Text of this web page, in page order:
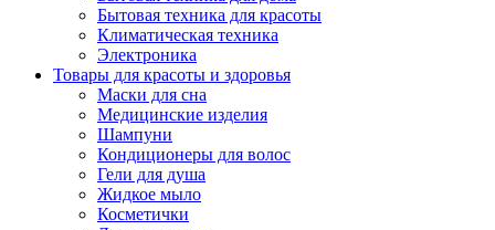
Бытовая техника для красоты
Климатическая техника
Электроника
Товары для красоты и здоровья
Маски для сна
Медицинские изделия
Шампуни
Кондиционеры для волос
Гели для душа
Жидкое мыло
Косметички